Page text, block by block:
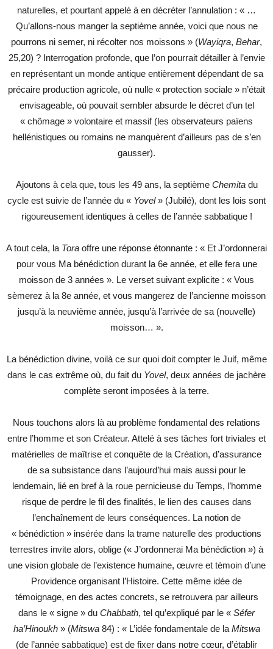
naturelles, et pourtant appelé à en décréter l’annulation : « …
Qu’allons-nous manger la septième année, voici que nous ne
pourrons ni semer, ni récolter nos moissons » (Wayiqra, Behar,
25,20) ? Interrogation profonde, que l’on pourrait détailler à l’envie
en représentant un monde antique entièrement dépendant de sa
précaire production agricole, où nulle « protection sociale » n’était
envisageable, où pouvait sembler absurde le décret d’un tel
« chômage » volontaire et massif (les observateurs païens
hellénistiques ou romains ne manquèrent d’ailleurs pas de s’en
gausser).
Ajoutons à cela que, tous les 49 ans, la septième Chemitadu
cycle est suivie de l’année du « Yovel» (Jubilé), dont les lois sont
rigoureusement identiques à celles de l’année sabbatique !
A tout cela, la Tora offre une réponse étonnante : « Et J’ordonnerai
pour vous Ma bénédiction durant la 6e année, et elle fera une
moisson de 3 années ». Le verset suivant explicite : « Vous
sèmerez à la 8e année, et vous mangerez de l’ancienne moisson
jusqu’à la neuvième année, jusqu’à l’arrivée de sa (nouvelle)
moisson… ».
La bénédiction divine, voilà ce sur quoi doit compter le Juif, même
dans le cas extrême où, du fait du Yovel, deux années de jachère
complète seront imposées à la terre.
Nous touchons alors là au problème fondamental des relations
entre l’homme et son Créateur. Attelé à ses tâches fort triviales et
matérielles de maîtrise et conquête de la Création, d’assurance
de sa subsistance dans l’aujourd’hui mais aussi pour le
lendemain, lié en bref à la roue pernicieuse du Temps, l’homme
risque de perdre le fil des finalités, le lien des causes dans
l’enchaînement de leurs conséquences. La notion de
« bénédiction » insérée dans la trame naturelle des productions
terrestres invite alors, oblige (« J’ordonnerai Ma bénédiction ») à
une vision globale de l’existence humaine, œuvre et témoin d’une
Providence organisant l’Histoire. Cette même idée de
témoignage, en des actes concrets, se retrouvera par ailleurs
dans le « signe » du Chabbath, tel qu’expliqué par le « Séfer
ha’Hinoukh» (Mitswa84) : « L’idée fondamentale de la Mitswa
(de l’année sabbatique) est de fixer dans notre cœur, d’établir